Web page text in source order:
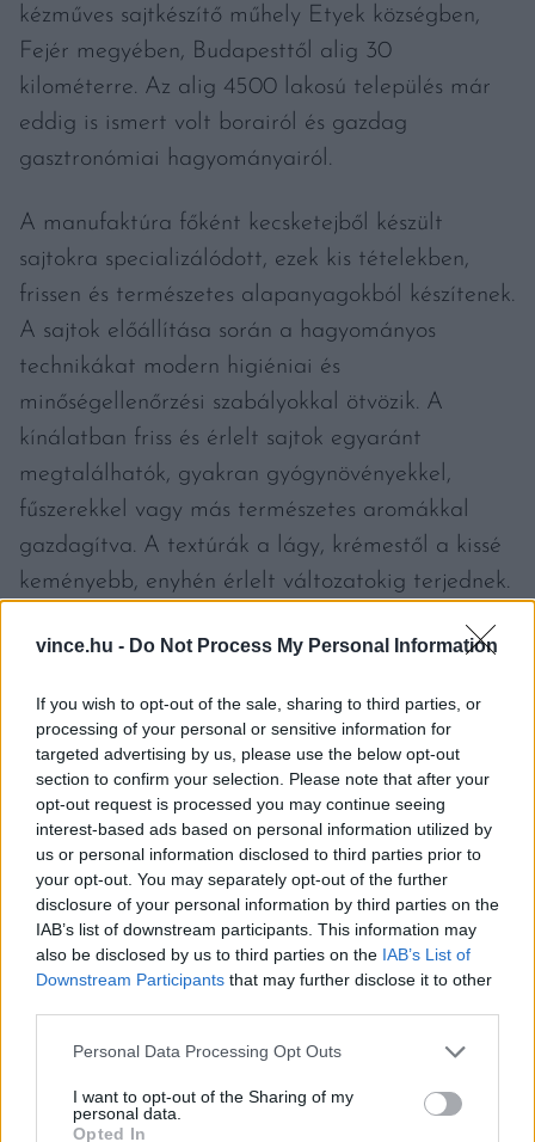
vince.hu - Do Not Process My Personal Information
If you wish to opt-out of the sale, sharing to third parties, or
processing of your personal or sensitive information for
targeted advertising by us, please use the below opt-out
section to confirm your selection. Please note that after your
opt-out request is processed you may continue seeing
interest-based ads based on personal information utilized by
us or personal information disclosed to third parties prior to
your opt-out. You may separately opt-out of the further
disclosure of your personal information by third parties on the
IAB’s list of downstream participants. This information may
also be disclosed by us to third parties on the IAB’s List of
Downstream Participants that may further disclose it to other
Please note that this website/app uses one or more Google
not limited to your visit or usage behaviour. You may click to
grant or deny consent to Google and its third-party tags to
Personal Data Processing Opt Outs
I want to opt-out of the Sharing of my
personal data.
Opted In
kézműves sajtkészítő műhely Etyek községben,
Fejér megyében, Budapesttől alig 30
kilométerre. Az alig 4500 lakosú település már
eddig is ismert volt borairól és gazdag
gasztronómiai hagyományairól.
A manufaktúra főként kecsketejből készült
sajtokra specializálódott, ezek kis tételekben,
frissen és természetes alapanyagokból készítenek.
A sajtok előállítása során a hagyományos
technikákat modern higiéniai és
minőségellenőrzési szabályokkal ötvözik. A
kínálatban friss és érlelt sajtok egyaránt
megtalálhatók, gyakran gyógynövényekkel,
fűszerekkel vagy más természetes aromákkal
gazdagítva. A textúrák a lágy, krémestől a kissé
keményebb, enyhén érlelt változatokig terjednek.
Érdemes megemlíteni, hogy az Etyeki Kecskesajt
rangos díjat nyertek. Többek között a világ
legrangosabb sajtversenyén, a World Cheese
Awards‑on szereztek Super Gold kitüntetést,
valamint elhozták az International Cheese
Awards aranyérmét. A sajtversenyről egyébként
már tavaly isbeszámoltunk, akkor összesen 19
magyar sajt kapott érmet.